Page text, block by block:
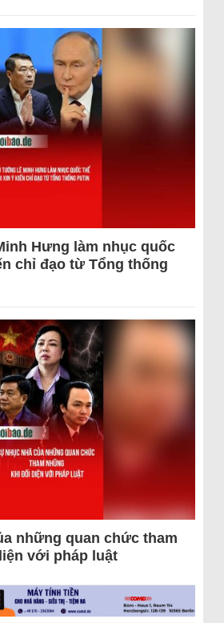
Hưng làm nhục quốc
chỉ đạo từ Tổng thống
những quan chức tham
với pháp luật